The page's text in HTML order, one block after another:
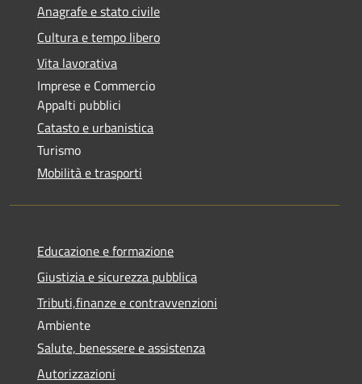
Anagrafe e stato civile
Cultura e tempo libero
Vita lavorativa
Imprese e Commercio
Appalti pubblici
Catasto e urbanistica
Turismo
Mobilità e trasporti
Educazione e formazione
Giustizia e sicurezza pubblica
Tributi,finanze e contravvenzioni
Ambiente
Salute, benessere e assistenza
Autorizzazioni